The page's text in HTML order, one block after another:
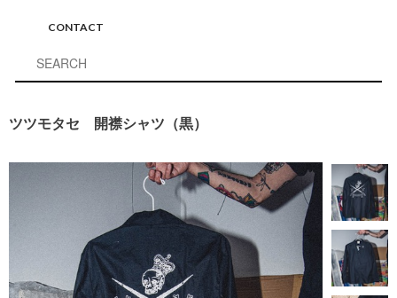
CONTACT
ツツモタセ 開襟シャツ（黒）